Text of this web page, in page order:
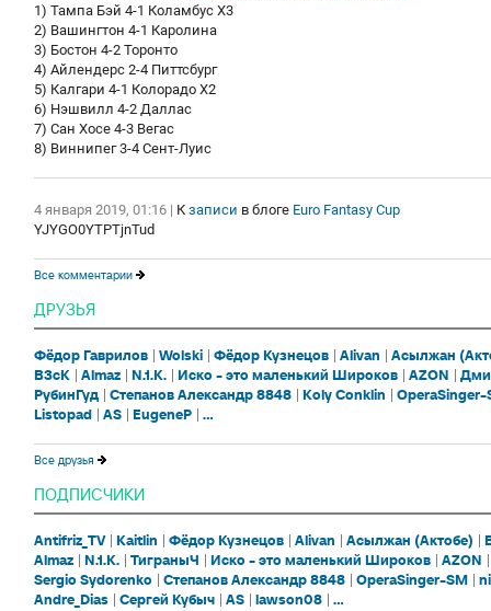
1) Тампа Бэй 4-1 Коламбус Х3
2) Вашингтон 4-1 Каролина
3) Бостон 4-2 Торонто
4) Айлендерс 2-4 Питтсбург
5) Калгари 4-1 Колорадо X2
6) Нэшвилл 4-2 Даллас
7) Сан Хосе 4-3 Вегас
8) Виннипег 3-4 Сент-Луис
4 января 2019, 01:16 | К записи в блоге Euro Fantasy Cup
YJYGO0YTPTjnTud
Все комментарии
ДРУЗЬЯ
Фёдор Гаврилов Wolski Фёдор Кузнецов Alivan
Асылжан
B3cK Almaz N.1.K. Иско - это маленький Широков AZON
РубинГуд Степанов Александр 8848 Koly Conklin
OperaSinger-
Listopad AS EugeneP ...
Все друзья
ПОДПИСЧИКИ
Antifriz_TV Kaitlin Фёдор Кузнецов Alivan Асылжан (Актобе)
Almaz N.1.K. ТиграныЧ Иско - это маленький Широков AZON
Sergio Sydorenko Степанов Александр 8848 OperaSinger-SM
Andre_Dias Сергей Кубыч AS lawson08 ...